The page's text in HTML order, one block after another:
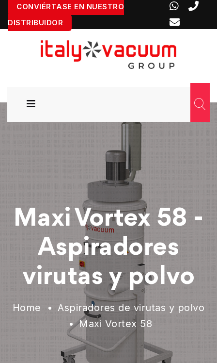
CONVIÉRTASE EN NUESTRO
DISTRIBUIDOR
Maxi Vortex 58 -
Aspiradores
virutas y polvo
Home
Aspiradores de virutas y polvo
Maxi Vortex 58